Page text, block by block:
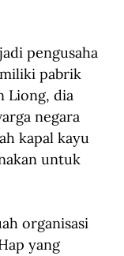
pengusaha
pabrik
Liong, dia
negara
kapal kayu
untuk
organisasi
yang